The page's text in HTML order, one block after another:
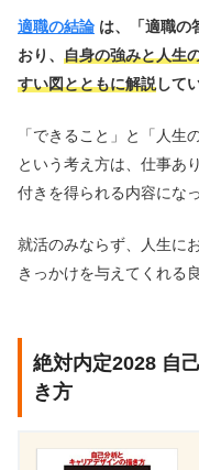
適職の結論 は、「適職の
おり、 自身の強みと人生
すい図とともに解説して
「できること」と「人生
という考え方は、仕事あ
付きを得られる内容にな
就活のみならず、人生に
きっかけを与えてくれる
絶対内定2028 自
き方